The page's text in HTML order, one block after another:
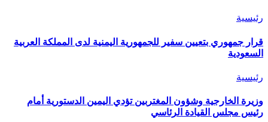
رئيسية
قرار جمهوري بتعيين سفير للجمهورية اليمنية لدى المملكة العربية
السعودية
رئيسية
وزيرة الخارجية وشؤون المغتربين تؤدي اليمين الدستورية أمام
رئيس مجلس القيادة الرئاسي